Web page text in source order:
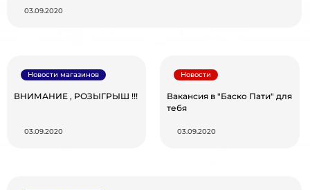
03.09.2020
ВНИМАНИЕ , РОЗЫГРЫШ !!!
Новости магазинов
03.09.2020
Вакансия в "Баско Пати" для
тебя
Новости
03.09.2020